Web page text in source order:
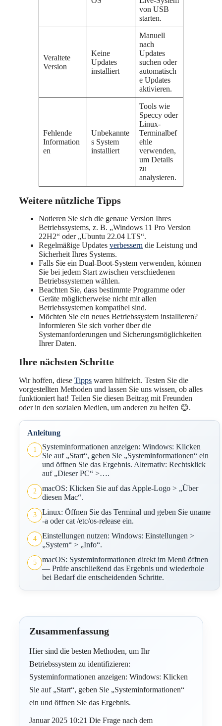
von USB
starten.
Veraltete
Version
Keine
Updates
installiert
Manuell
nach
Updates
suchen oder
automatisch
e Updates
aktivieren.
Fehlende
Information
en
Unbekannte
s System
installiert
Tools wie
Speccy oder
Linux-
Terminalbef
ehle
verwenden,
um Details
zu
analysieren.
Weitere nützliche Tipps
Notieren Sie sich die genaue Version Ihres
Betriebssystems, z. B. „Windows 11 Pro Version
22H2“ oder „Ubuntu 22.04 LTS“.
Regelmäßige Updates verbessern die Leistung und
Sicherheit Ihres Systems.
Falls Sie ein Dual-Boot-System verwenden, können
Sie bei jedem Start zwischen verschiedenen
Betriebssystemen wählen.
Beachten Sie, dass bestimmte Programme oder
Geräte möglicherweise nicht mit allen
Betriebssystemen kompatibel sind.
Möchten Sie ein neues Betriebssystem installieren?
Informieren Sie sich vorher über die
Systemanforderungen und Sicherungsmöglichkeiten
Ihrer Daten.
Ihre nächsten Schritte
Wir hoffen, diese Tipps waren hilfreich. Testen Sie die
vorgestellten Methoden und lassen Sie uns wissen, ob alles
funktioniert hat! Teilen Sie diesen Beitrag mit Freunden
oder in den sozialen Medien, um anderen zu helfen 😊.
Anleitung
1
Systeminformationen anzeigen: Windows: Klicken
Sie auf „Start“, geben Sie „Systeminformationen“ ein
und öffnen Sie das Ergebnis. Alternativ: Rechtsklick
auf „Dieser PC“ >….
2
macOS: Klicken Sie auf das Apple-Logo > „Über
diesen Mac“.
3
Linux: Öffnen Sie das Terminal und geben Sie uname
-a oder cat /etc/os-release ein.
4
Einstellungen nutzen: Windows: Einstellungen >
„System“ > „Info“.
5
macOS: Systeminformationen direkt im Menü öffnen
— Prüfe anschließend das Ergebnis und wiederhole
bei Bedarf die entscheidenden Schritte.
Zusammenfassung
Hier sind die besten Methoden, um Ihr
Betriebssystem zu identifizieren:
Systeminformationen anzeigen: Windows: Klicken
Sie auf „Start“, geben Sie „Systeminformationen“
ein und öffnen Sie das Ergebnis.
Januar 2025 10:21 Die Frage nach dem